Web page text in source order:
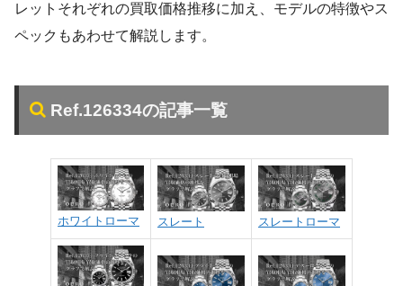
レットそれぞれの買取価格推移に加え、モデルの特徴やス
ペックもあわせて解説します。
Ref.126334の記事一覧
ホワイトローマ スレート スレートローマ